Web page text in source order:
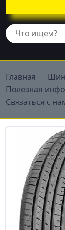
Главная
Полезная
Связаться с